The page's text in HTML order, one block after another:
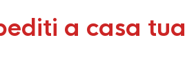
a casa tua